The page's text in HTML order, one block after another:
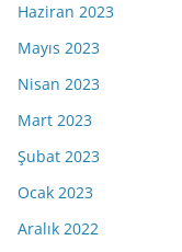
Haziran 2023
Mayıs 2023
Nisan 2023
Mart 2023
Şubat 2023
Ocak 2023
Aralık 2022